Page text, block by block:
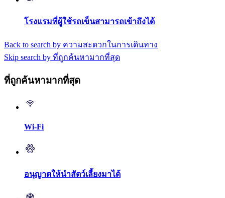
โรงแรมที่ผู้ใช้รถเข็นสามารถเข้าถึงได้
Back to search by ความสะดวกในการเดินทาง
Skip search by ที่ถูกค้นหามากที่สุด
ที่ถูกค้นหามากที่สุด
Wi-Fi
อนุญาตให้นำสัตว์เลี้ยงมาได้